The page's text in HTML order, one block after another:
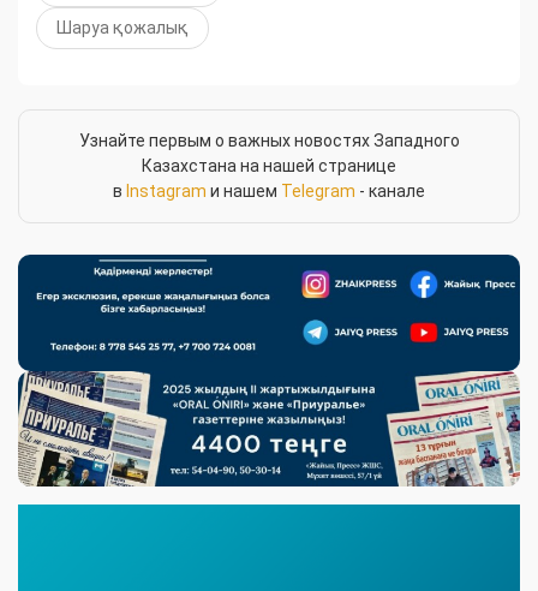
Шаруа қожалық
Узнайте первым о важных новостях Западного
Казахстана на нашей странице
в Instagram и нашем Telegram - канале